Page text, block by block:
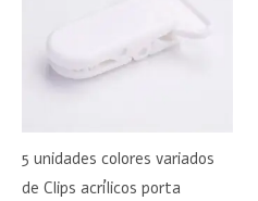
5 unidades colores variados
de Clips acrílicos porta